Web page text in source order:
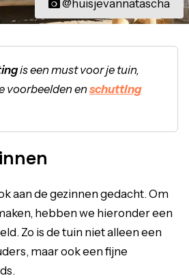
@huisjevannatascha
is een must voor je tuin,
voorbeelden enschutting
aan de gezinnen gedacht. Om
hebben we hieronder een
Zo is de tuin niet alleen een
maar ook een fijne